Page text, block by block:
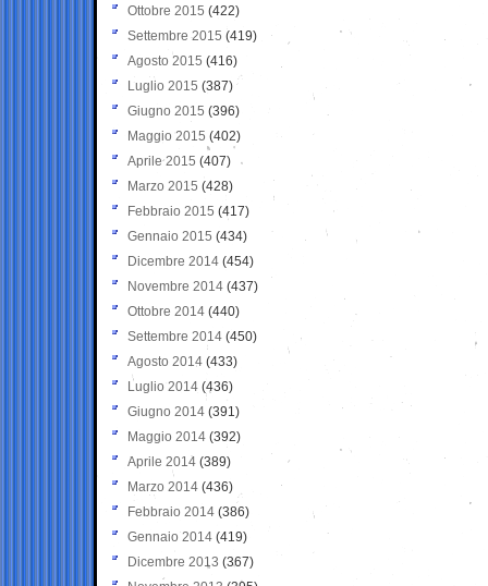
Ottobre 2015 (422)
Settembre 2015 (419)
Agosto 2015 (416)
Luglio 2015 (387)
Giugno 2015 (396)
Maggio 2015 (402)
Aprile 2015 (407)
Marzo 2015 (428)
Febbraio 2015 (417)
Gennaio 2015 (434)
Dicembre 2014 (454)
Novembre 2014 (437)
Ottobre 2014 (440)
Settembre 2014 (450)
Agosto 2014 (433)
Luglio 2014 (436)
Giugno 2014 (391)
Maggio 2014 (392)
Aprile 2014 (389)
Marzo 2014 (436)
Febbraio 2014 (386)
Gennaio 2014 (419)
Dicembre 2013 (367)